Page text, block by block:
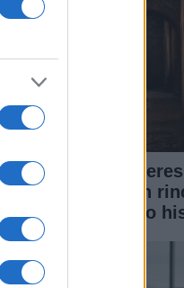
cómo Cáceres
la música en
de su casco